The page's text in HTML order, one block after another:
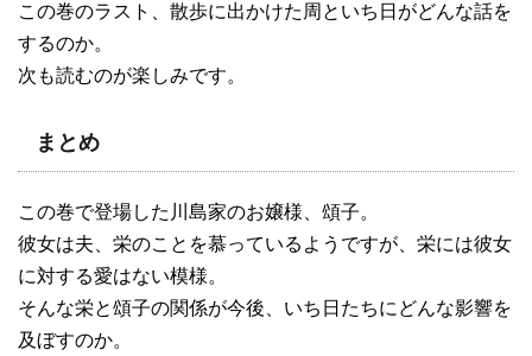
この巻のラスト、散歩に出かけた周といち日がどんな話を
するのか。
次も読むのが楽しみです。
まとめ
この巻で登場した川島家のお嬢様、頌子。
彼女は夫、栄のことを慕っているようですが、栄には彼女
に対する愛はない模様。
そんな栄と頌子の関係が今後、いち日たちにどんな影響を
及ぼすのか。